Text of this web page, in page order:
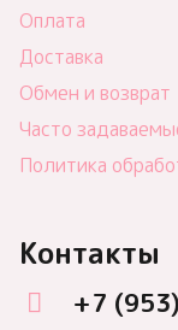
Оплата
Доставка
Обмен и возврат
Часто
Политика
Контакты
+7